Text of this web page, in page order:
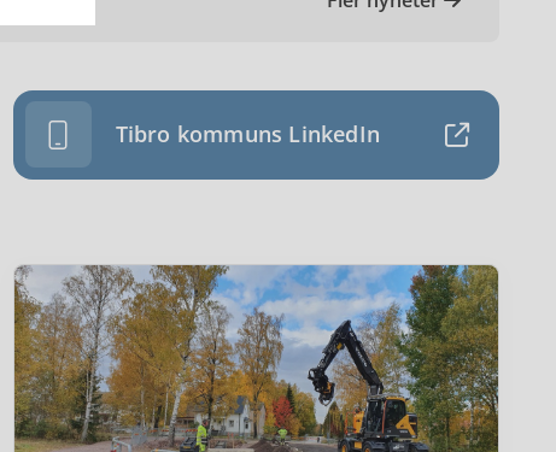
Tibro kommuns LinkedIn